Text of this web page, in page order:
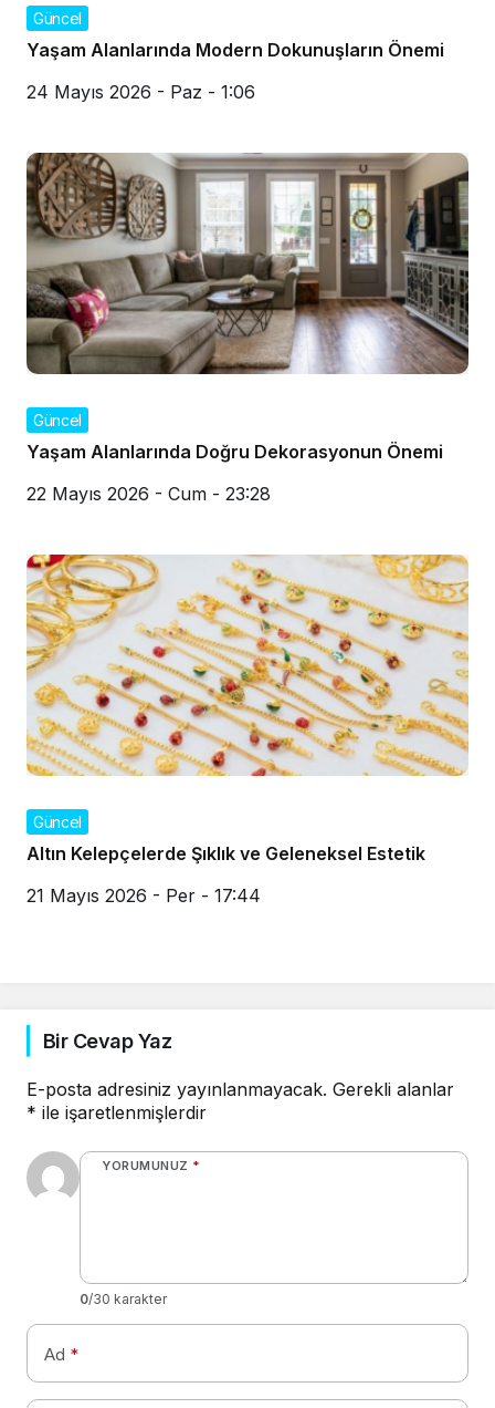
Güncel
Yaşam Alanlarında Modern Dokunuşların Önemi
24 Mayıs 2026 - Paz - 1:06
Güncel
Yaşam Alanlarında Doğru Dekorasyonun Önemi
22 Mayıs 2026 - Cum - 23:28
Güncel
Altın Kelepçelerde Şıklık ve Geleneksel Estetik
21 Mayıs 2026 - Per - 17:44
Bir Cevap Yaz
E-posta adresiniz yayınlanmayacak. Gerekli alanlar
* ile işaretlenmişlerdir
YORUMUNUZ *
0/30 karakter
Ad *